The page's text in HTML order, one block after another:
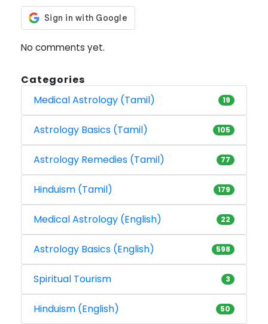
No comments yet.
Categories
Medical Astrology (Tamil)
19
Astrology Basics (Tamil) 105
Astrology Remedies (Tamil) 77
Hinduism (Tamil) 179
Medical Astrology (English) 22
Astrology Basics (English) 598
Spiritual Tourism 3
Hinduism (English) 50